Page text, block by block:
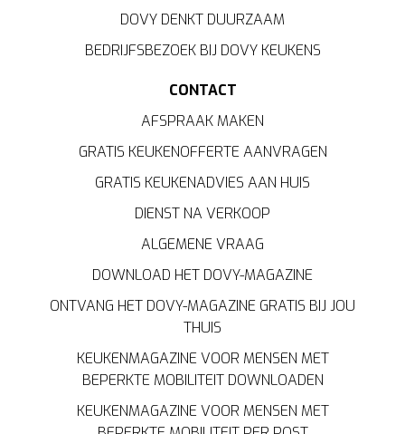
DOVY DENKT DUURZAAM
BEDRIJFSBEZOEK BIJ DOVY KEUKENS
CONTACT
AFSPRAAK MAKEN
GRATIS KEUKENOFFERTE AANVRAGEN
GRATIS KEUKENADVIES AAN HUIS
DIENST NA VERKOOP
ALGEMENE VRAAG
DOWNLOAD HET DOVY-MAGAZINE
ONTVANG HET DOVY-MAGAZINE GRATIS BIJ JOU
THUIS
KEUKENMAGAZINE VOOR MENSEN MET
BEPERKTE MOBILITEIT DOWNLOADEN
KEUKENMAGAZINE VOOR MENSEN MET